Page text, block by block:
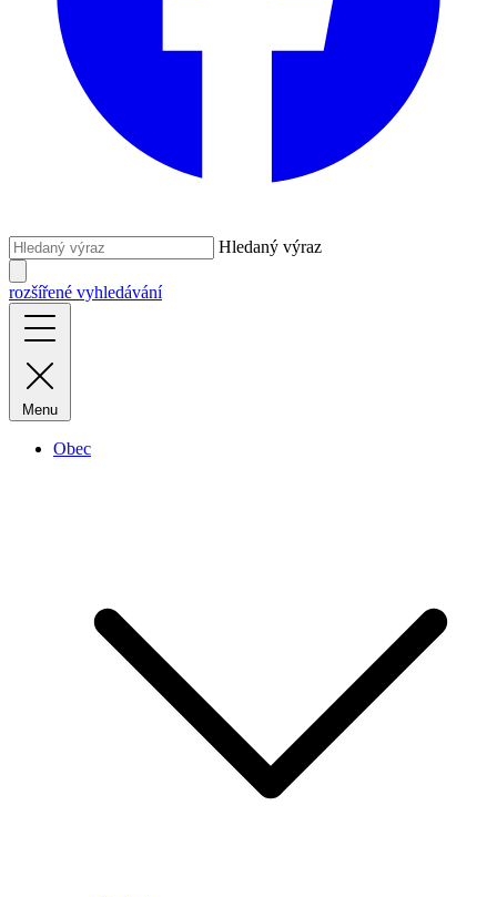
Hledaný výraz
rozšířené vyhledávání
Menu
Obec